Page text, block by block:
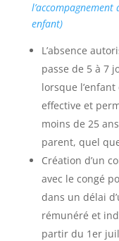
l’accompagnement
enfant)
L’absence
passe de 5 à 7
lorsque
effective et
moins de 25
parent, quel
Création d’un
avec le congé
dans un délai
rémunéré et
partir du 1er